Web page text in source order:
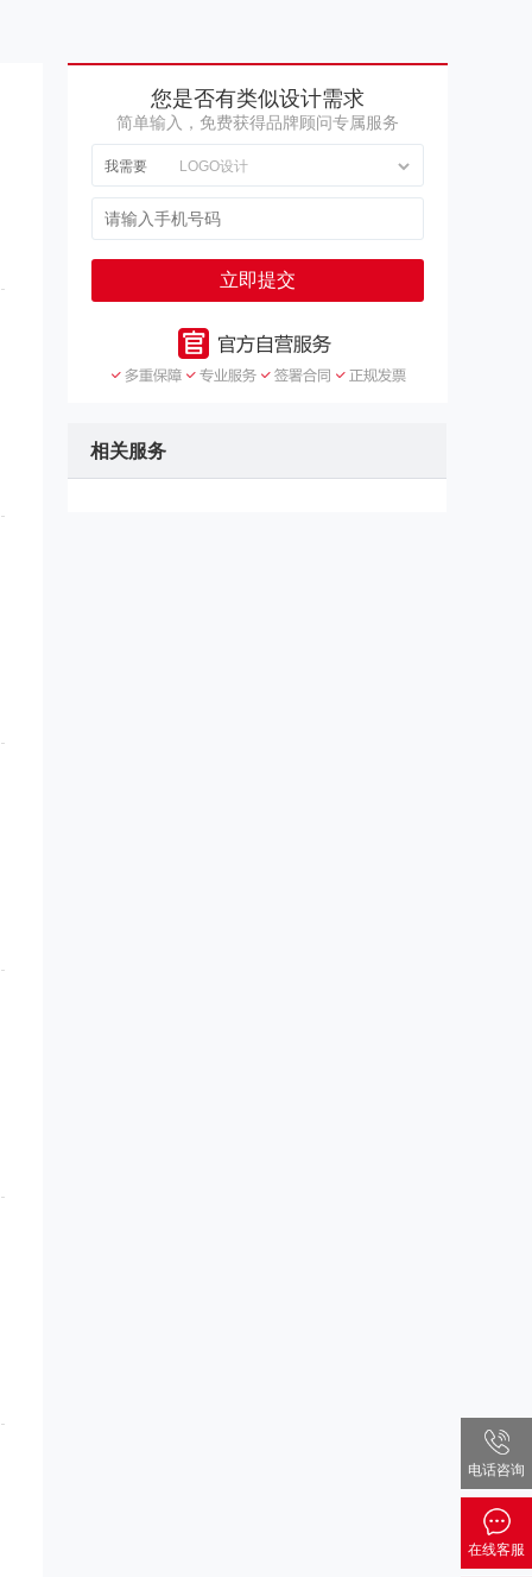
您是否有类似设计需求
简单输入，免费获得品牌顾问专属服务
我需要
立即提交
相关服务
电话咨询
在线客服